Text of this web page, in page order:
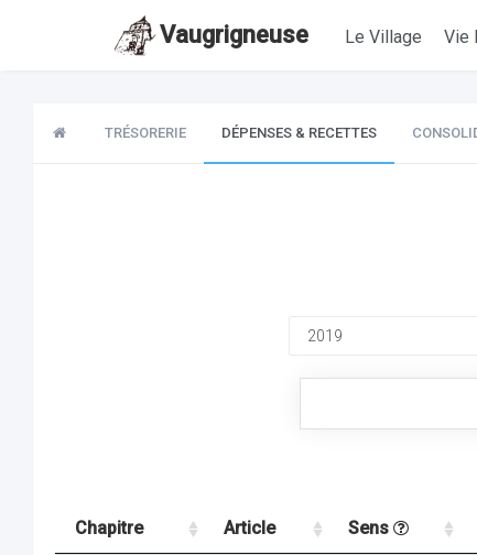
Vaugrigneuse Le Village Vie
TRÉSORERIE DÉPENSES & RECETTES
Chapitre Article Sens